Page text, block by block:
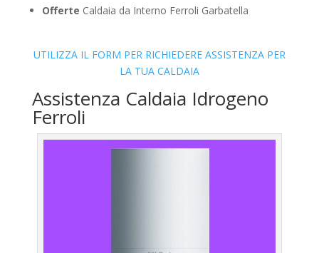
Offerte Caldaia da Interno Ferroli Garbatella
UTILIZZA IL FORM PER RICHIEDERE ASSISTENZA PER
LA TUA CALDAIA
Assistenza Caldaia Idrogeno
Ferroli